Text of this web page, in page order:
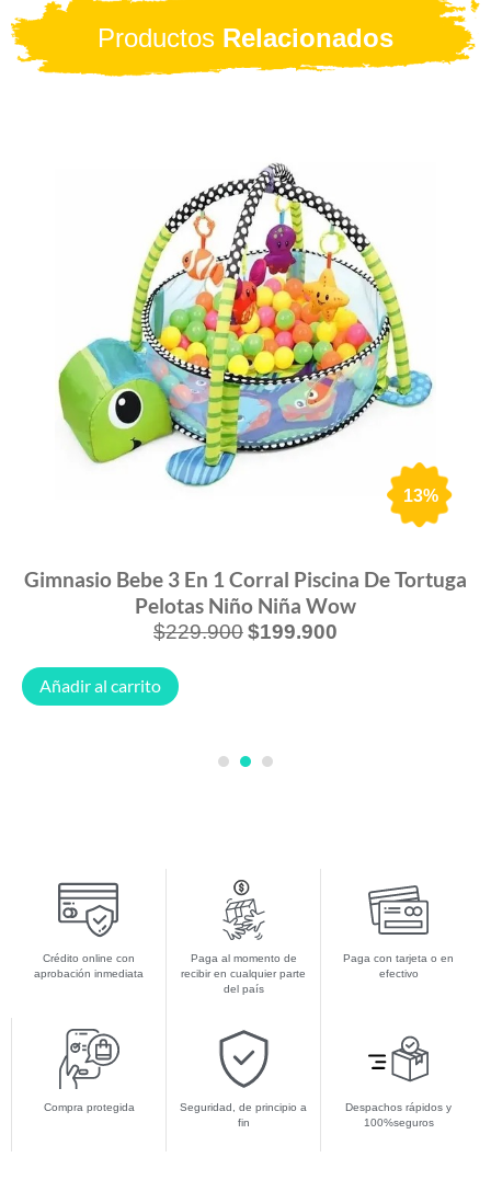
Productos Relacionados
13%
Gimnasio Bebe 3 En 1 Corral Piscina De Tortuga
Pelotas Niño Niña Wow
$229.900$199.900
Añadir al carrito
Crédito online con
aprobación inmediata
Paga al momento de
recibir en cualquier parte
del país
Paga con tarjeta o en
efectivo
Compra protegida
Seguridad, de principio a
fin
Despachos rápidos y
100%seguros